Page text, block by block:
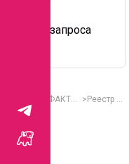
Вид запроса
ФАКТОР Реестр поставщиков - Фулфилмент